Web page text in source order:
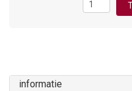
informatie